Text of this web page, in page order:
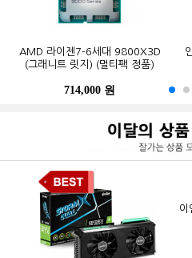
AMD 라이젠7-6세대 9800X3D
(그래니트 릿지) (멀티팩 정품)
714,000 원
마이크론 Crucial DDR5-5600 CL46
대원씨티에스 (8GB)
169,200 원
MSI MAG B850M 박격포 WIFI
269,000 원
PALIT 지포스 RTX 5060 DUAL OC
D7 8GB 이엠텍
656,000 원
삼성전자 990 EVO Plus M.2 NVMe
(1TB)
447,000 원
이